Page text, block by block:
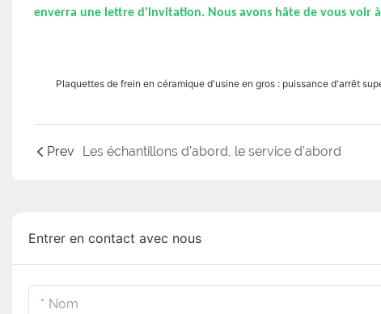
enverra une lettre d'invitation. Nous avons hâte de vous voir
Plaquettes de frein en céramique d'usine en gros : puissance d'arrêt
Prev Les échantillons d'abord, le service d'abord
Entrer en contact avec nous
Nom